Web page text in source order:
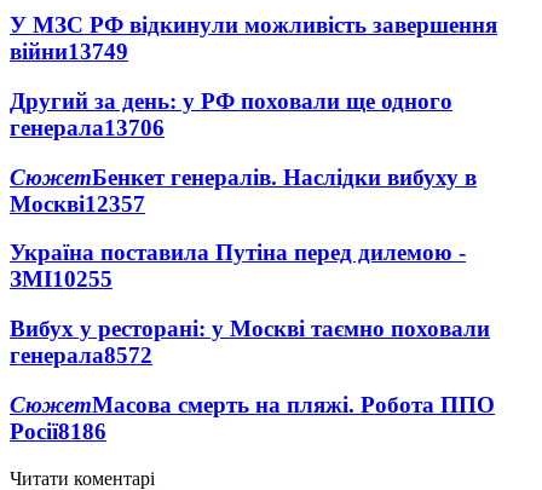
У МЗС РФ відкинули можливість завершення
війни13749
Другий за день: у РФ поховали ще одного
генерала13706
СюжетБенкет генералів. Наслідки вибуху в
Москві12357
Україна поставила Путіна перед дилемою -
ЗМІ10255
Вибух у ресторані: у Москві таємно поховали
генерала8572
СюжетМасова смерть на пляжі. Робота ППО
Росії8186
Читати коментарі